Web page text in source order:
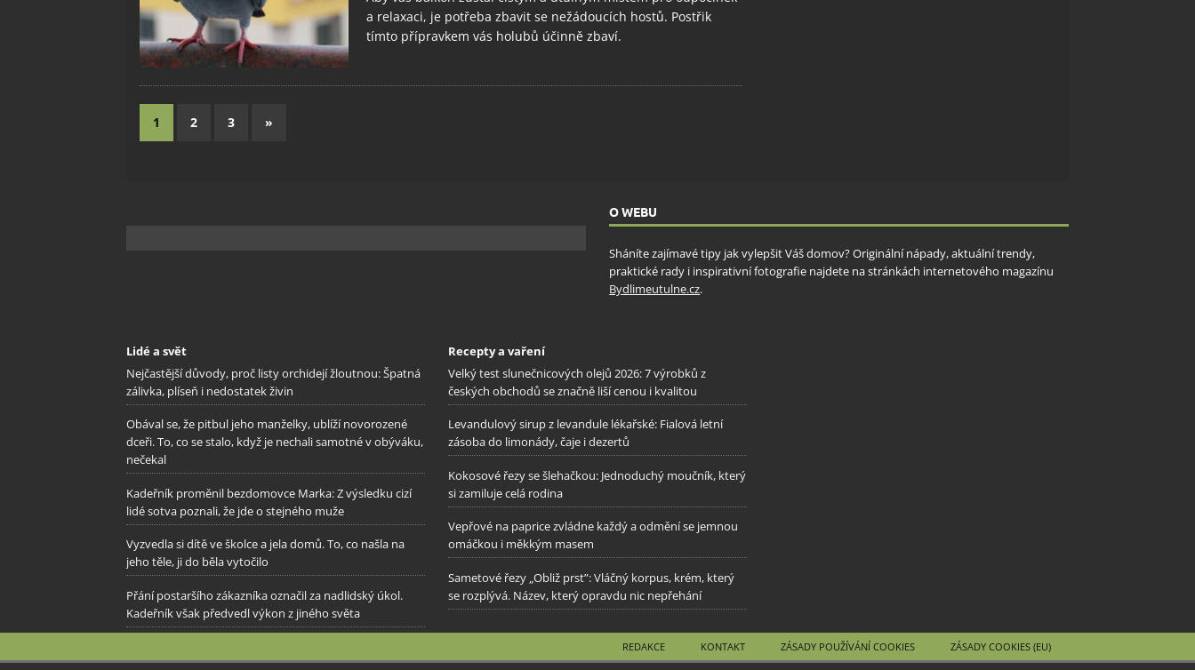
a relaxaci, je potřeba zbavit se nežádoucích hostů. Postřik
tímto přípravkem vás holubů účinně zbaví.
1 2 3 »
O WEBU
Sháníte zajímavé tipy jak vylepšit Váš domov? Originální nápady, aktuální trendy,
praktické rady i inspirativní fotografie najdete na stránkách internetového magazínu
Bydlimeutulne.cz.
Lidé a svět
Nejčastější důvody, proč listy orchidejí žloutnou: Špatná
zálivka, plíseň i nedostatek živin
Obával se, že pitbul jeho manželky, ublíží novorozené
dceři. To, co se stalo, když je nechali samotné v obýváku,
nečekal
Kadeřník proměnil bezdomovce Marka: Z výsledku cizí
lidé sotva poznali, že jde o stejného muže
Vyzvedla si dítě ve školce a jela domů. To, co našla na
jeho těle, ji do běla vytočilo
Přání postaršího zákazníka označil za nadlidský úkol.
Kadeřník však předvedl výkon z jiného světa
Recepty a vaření
Velký test slunečnicových olejů 2026: 7 výrobků z
českých obchodů se značně liší cenou i kvalitou
Levandulový sirup z levandule lékařské: Fialová letní
zásoba do limonády, čaje i dezertů
Kokosové řezy se šlehačkou: Jednoduchý moučník, který
si zamiluje celá rodina
Vepřové na paprice zvládne každý a odmění se jemnou
omáčkou i měkkým masem
Sametové řezy „Obliž prst”: Vláčný korpus, krém, který
se rozplývá. Název, který opravdu nic nepřehání
REDAKCE KONTAKT ZÁSADY POUŽÍVÁNÍ COOKIES ZÁSADY COOKIES (EU)